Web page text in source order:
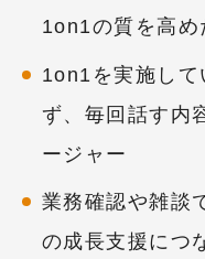
1on1の質を高め
1on1を実施して
ず、毎回話す内
ージャー
業務確認や雑談
の成長支援につ